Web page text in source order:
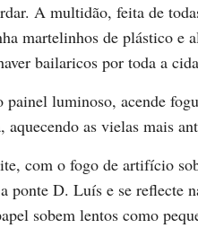
A multidão, feita de
martelinhos de plástico e
bailaricos por toda a
luminoso, acende
as vielas mais
com o fogo de artifício
ponte D. Luís e se reflecte
sobem lentos como